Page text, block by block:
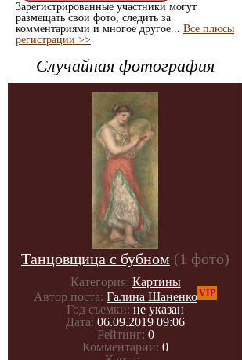
Зарегистрированные участники могут
размещать свои фото, следить за
комментариями и многое другое... Все плюсы
регистрации >>
Случайная фотография
Танцовщица с бубном (1 фото)
Категория: Картины
Автор поста: Галина ШаненкоVIP
Год съемки: не указан
Дата: 06.09.2019 09:06
Рейтинг: 0
Комментарии: 0